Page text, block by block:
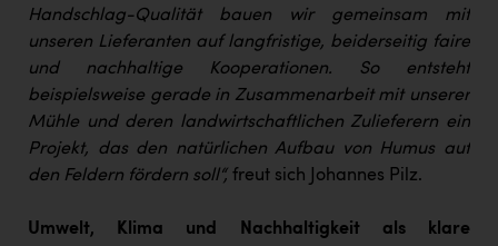
Handschlag-Qualität bauen wir gemeinsam mit
unseren Lieferanten auf langfristige, beiderseitig faire
und nachhaltige Kooperationen. So entsteht
beispielsweise gerade in Zusammenarbeit mit unserer
Mühle und deren landwirtschaftlichen Zulieferern ein
Projekt, das den natürlichen Aufbau von Humus auf
den Feldern fördern soll“, freut sich Johannes Pilz.
Umwelt, Klima und Nachhaltigkeit als klare